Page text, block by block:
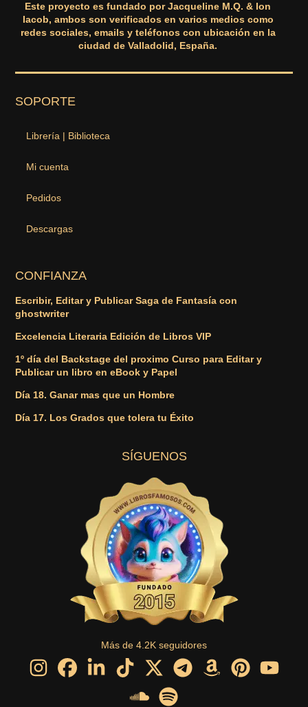
Este proyecto es fundado por Jacqueline M.Q. & Ion
Iacob, ambos son verificados en varios medios como
redes sociales, emails y teléfonos con ubicación en la
ciudad de Valladolid, España.
SOPORTE
Librería | Biblioteca
Mi cuenta
Pedidos
Descargas
CONFIANZA
Escribir, Editar y Publicar Saga de Fantasía con
ghostwriter
Excelencia Literaria Edición de Libros VIP
1º día del Backstage del proximo Curso para Editar y
Publicar un libro en eBook y Papel
Día 18. Ganar mas que un Hombre
Día 17. Los Grados que tolera tu Éxito
SÍGUENOS
Más de 4.2K seguidores